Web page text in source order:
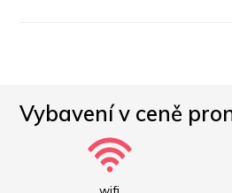
Vybavení v ceně